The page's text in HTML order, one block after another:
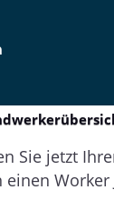
Sie jetzt
einen Worker